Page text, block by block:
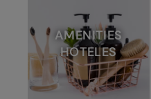
AMENITIES
HOTELES